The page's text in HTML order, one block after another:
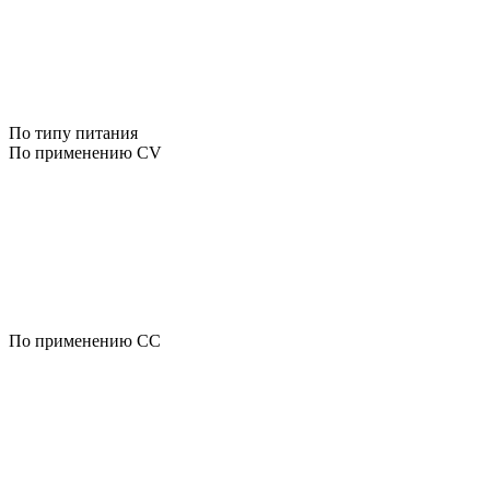
По типу питания
По применению CV
По применению CC